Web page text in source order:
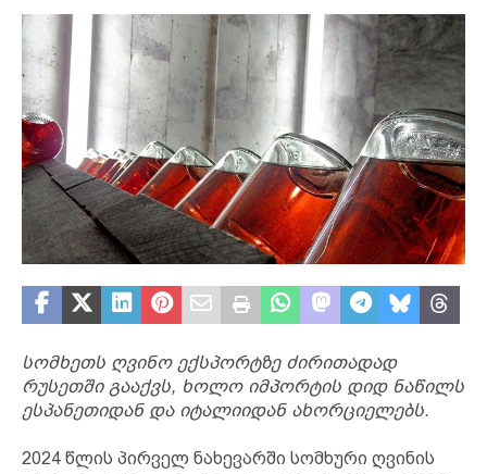
სომხეთს ღვინო ექსპორტზე ძირითადად
რუსეთში გააქვს, ხოლო იმპორტის დიდ ნაწილს
ესპანეთიდან და იტალიიდან ახორციელებს.
2024 წლის პირველ ნახევარში სომხური ღვინის